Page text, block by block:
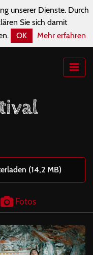
unserer Dienste. Durch
Sie sich damit
OK Mehr erfahren
(14,2 MB)
Fotos